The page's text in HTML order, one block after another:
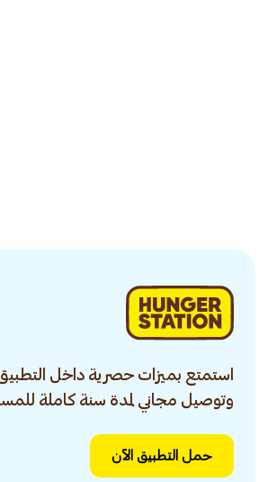
استمتع بميزات حصرية داخل
وتوصيل مجاني لمدة سنة كاملة
حمل التطبيق الآن